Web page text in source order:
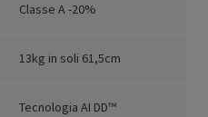
Classe A -20%
13kg in soli 61,5cm
Tecnologia AI DD™